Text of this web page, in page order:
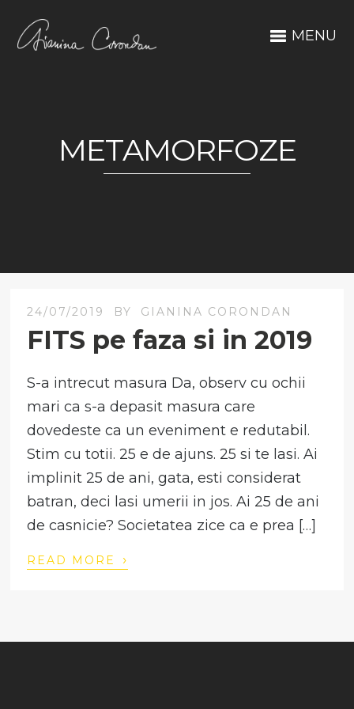
MENU
METAMORFOZE
24/07/2019 BY GIANINA CORONDAN
FITS pe faza si in 2019
S-a intrecut masura Da, observ cu ochii
mari ca s-a depasit masura care
dovedeste ca un eveniment e redutabil.
Stim cu totii. 25 e de ajuns. 25 si te lasi. Ai
implinit 25 de ani, gata, esti considerat
batran, deci lasi umerii in jos. Ai 25 de ani
de casnicie? Societatea zice ca e prea […]
READ MORE ›